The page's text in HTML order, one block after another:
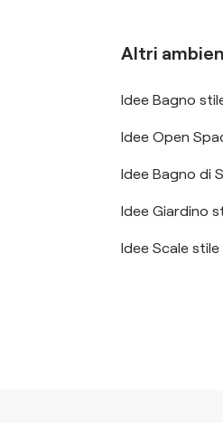
Altri
Idee Bagno
Idee Open
Idee Bagno di
Idee Giardino
Idee Scale